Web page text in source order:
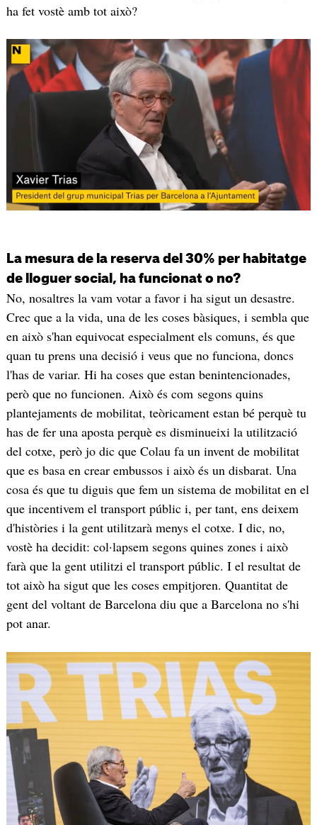
ha fet vostè amb tot això?
La mesura de la reserva del 30% per habitatge
de lloguer social, ha funcionat o no?
No, nosaltres la vam votar a favor i ha sigut un desastre.
Crec que a la vida, una de les coses bàsiques, i sembla que
en això s'han equivocat especialment els comuns, és que
quan tu prens una decisió i veus que no funciona, doncs
l'has de variar. Hi ha coses que estan benintencionades,
però que no funcionen. Això és com segons quins
plantejaments de mobilitat, teòricament estan bé perquè tu
has de fer una aposta perquè es disminueixi la utilització
del cotxe, però jo dic que Colau fa un invent de mobilitat
que es basa en crear embussos i això és un disbarat. Una
cosa és que tu diguis que fem un sistema de mobilitat en el
que incentivem el transport públic i, per tant, ens deixem
d'històries i la gent utilitzarà menys el cotxe. I dic, no,
vostè ha decidit: col·lapsem segons quines zones i això
farà que la gent utilitzi el transport públic. I el resultat de
tot això ha sigut que les coses empitjoren. Quantitat de
gent del voltant de Barcelona diu que a Barcelona no s'hi
pot anar.